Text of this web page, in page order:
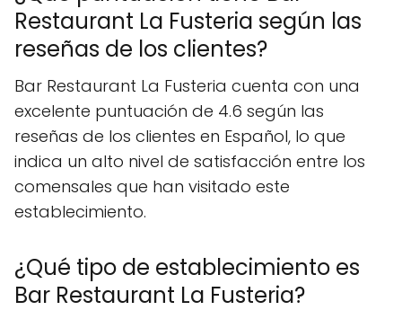
Restaurant La Fusteria según las
reseñas de los clientes?
Bar Restaurant La Fusteria cuenta con una
excelente puntuación de 4.6 según las
reseñas de los clientes en Español, lo que
indica un alto nivel de satisfacción entre los
comensales que han visitado este
establecimiento.
¿Qué tipo de establecimiento es
Bar Restaurant La Fusteria?